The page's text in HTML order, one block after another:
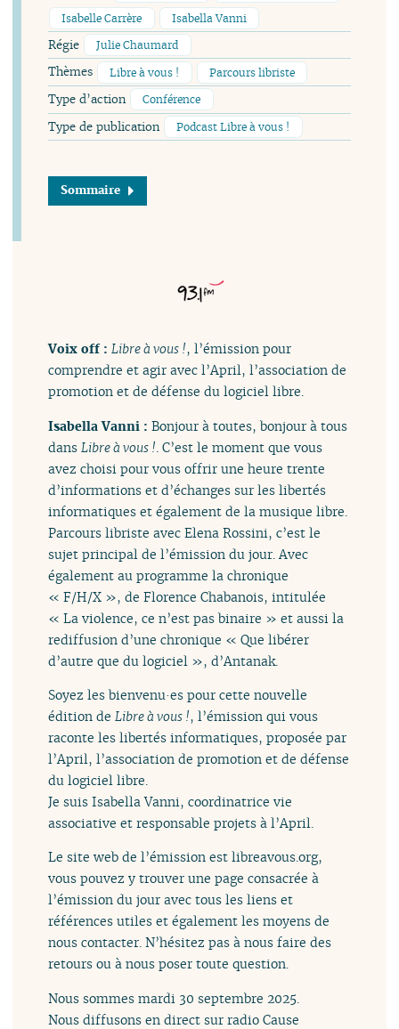
Isabelle Carrère
Isabella Vanni
Régie Julie Chaumard
Thèmes Libre à vous ! Parcours libriste
Type d’action Conférence
Type de publication Podcast Libre à vous !
Sommaire
Voix off :Libre à vous !, l’émission pour
comprendre et agir avec l’April, l’association de
promotion et de défense du logiciel libre.
Isabella Vanni :Bonjour à toutes, bonjour à tous
dans Libre à vous ! . C’est le moment que vous
avez choisi pour vous offrir une heure trente
d’informations et d’échanges sur les libertés
informatiques et également de la musique libre.
Parcours libriste avec Elena Rossini, c’est le
sujet principal de l’émission du jour. Avec
également au programme la chronique
« F/H/X », de Florence Chabanois, intitulée
« La violence, ce n’est pas binaire » et aussi la
rediffusion d’une chronique « Que libérer
d’autre que du logiciel », d’Antanak.
Soyez les bienvenu·es pour cette nouvelle
édition deLibre à vous !, l’émission qui vous
raconte les libertés informatiques, proposée par
l’April, l’association de promotion et de défense
du logiciel libre.
Je suis Isabella Vanni, coordinatrice vie
associative et responsable projets à l’April.
Le site web de l’émission est libreavous.org,
vous pouvez y trouver une page consacrée à
l’émission du jour avec tous les liens et
références utiles et également les moyens de
nous contacter. N’hésitez pas à nous faire des
retours ou à nous poser toute question.
Nous sommes mardi 30 septembre 2025.
Nous diffusons en direct sur radio Cause